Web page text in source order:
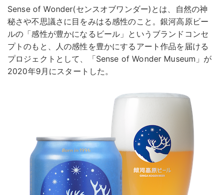
Sense of Wonder(センスオブワンダー)とは、自然の神
秘さや不思議さに目をみはる感性のこと。銀河高原ビー
ルの「感性が豊かになるビール」というブランドコンセ
プトのもと、人の感性を豊かにするアート作品を届ける
プロジェクトとして、「Sense of Wonder Museum」が
2020年9月にスタートした。